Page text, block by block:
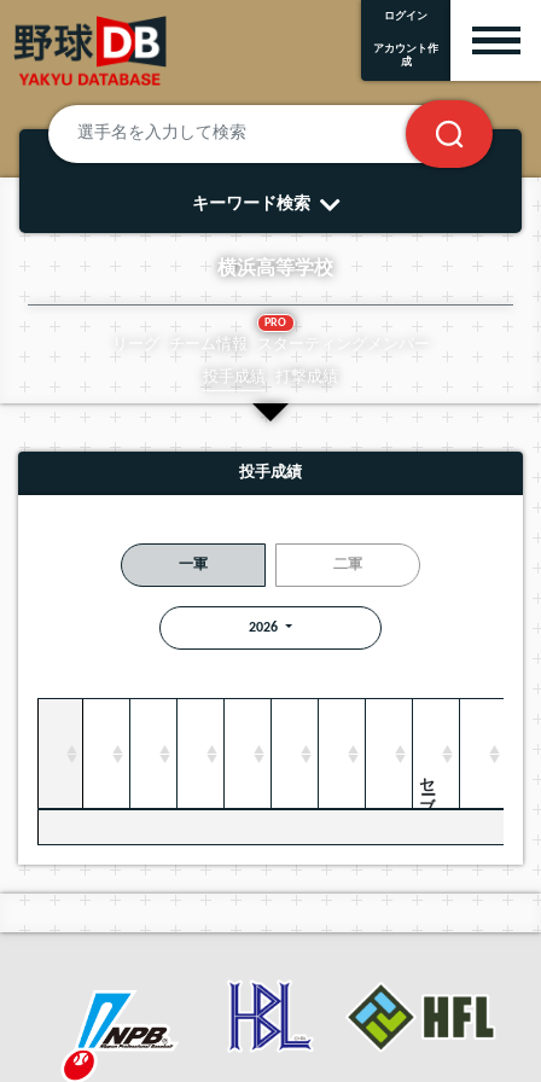
ログイン
アカウント作
成
キーワード検索
横浜高等学校
チーム情報
PRO
スターティングメンバー
投手成績 打撃成績
投手成績
一軍 二軍
2026
セーブ